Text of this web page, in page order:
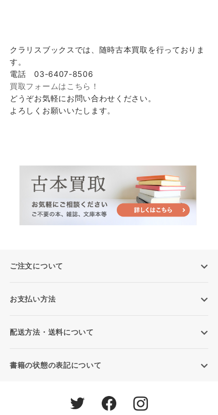
クラリスブックスでは、随時古本買取を行っておりま
す。
電話 03-6407-8506
買取フォームはこちら！
どうぞお気軽にお問い合わせください。
よろしくお願いいたします。
ご注文について
お支払い方法
配送方法・送料について
書籍の状態の表記について